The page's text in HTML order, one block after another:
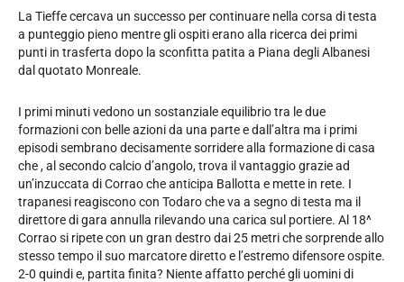
La Tieffe cercava un successo per continuare nella corsa di testa
a punteggio pieno mentre gli ospiti erano alla ricerca dei primi
punti in trasferta dopo la sconfitta patita a Piana degli Albanesi
dal quotato Monreale.
I primi minuti vedono un sostanziale equilibrio tra le due
formazioni con belle azioni da una parte e dall’altra ma i primi
episodi sembrano decisamente sorridere alla formazione di casa
che , al secondo calcio d’angolo, trova il vantaggio grazie ad
un’inzuccata di Corrao che anticipa Ballotta e mette in rete. I
trapanesi reagiscono con Todaro che va a segno di testa ma il
direttore di gara annulla rilevando una carica sul portiere. Al 18^
Corrao si ripete con un gran destro dai 25 metri che sorprende allo
stesso tempo il suo marcatore diretto e l’estremo difensore ospite.
2-0 quindi e, partita finita? Niente affatto perché gli uomini di